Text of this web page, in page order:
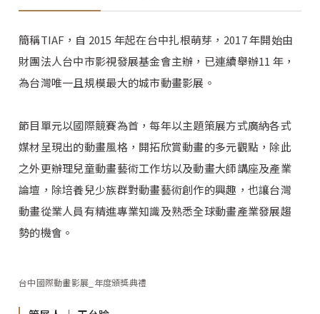
簡稱TIAF，自 2015 年起在台中扎根萌芽，2017 年開始由
財團法人台中市影視發展基金會主辦，已連續舉辦11 年，
為台灣唯一且規模最大的城市動畫影展。
節目單元以國際競賽為首，每年以主題策展方式廣納各式
媒材呈現出的動畫風格，開拓欣賞動畫的多元觀點，除此
之外更辦理兒童動畫藝術工作坊以及動畫大師講座及產業
論壇，除培養兒少族群對動畫藝術創作的興趣，也讓台灣
動畫從業人員有精進專業知識及熟悉全球動畫產業發展趨
勢的機會。
台中國際動畫影展_年度頒獎典禮